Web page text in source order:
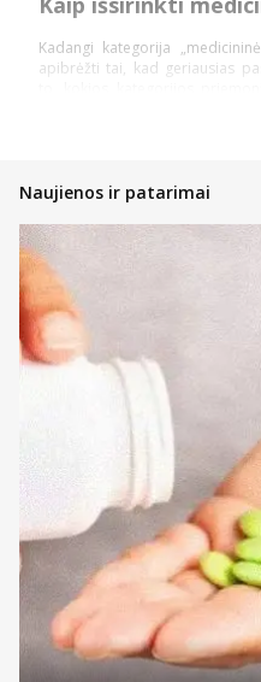
Kadangi kategorija
apibrėžti tai, kad geriausias
Pasidalinsime bendromis
pirkėjui, nusprendusiam pirkti
priemonių ir technikos nauda
Atsidarykite prekės
instrukcijas bei kitą
Jeigu prekė patiko,
sugrįžti vėliau;
Nedvejokite
kad gautumėte
Jeigu tai – ne vaistiniai
informaciją prie kainos
kortele arba visiems
įsigysite pigiau nei įprastai.
Renkantis medicinines
prieinamą informaciją.
sveikatos ar medicininei
kad išsirinkote tai, ko reikia.
parduodami skirtingais
katalogą ieškodami labiausiai
Kadangi prekių šioje
Naujienos ir patarimai